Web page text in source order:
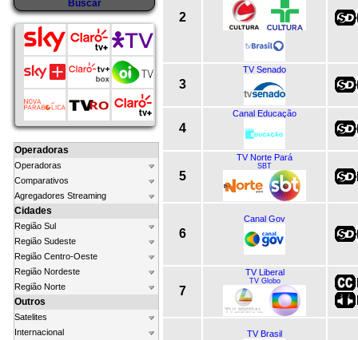
Operadoras
Operadoras
Comparativos
Agregadores Streaming
Cidades
Região Sul
Região Sudeste
Região Centro-Oeste
Região Nordeste
Região Norte
Outros
Satelites
Internacional
2
3
TV Senado
4
Canal Educação
5
TV Norte Pará
SBT
6
Canal Gov
7
TV Liberal
TV Globo
TV Brasil